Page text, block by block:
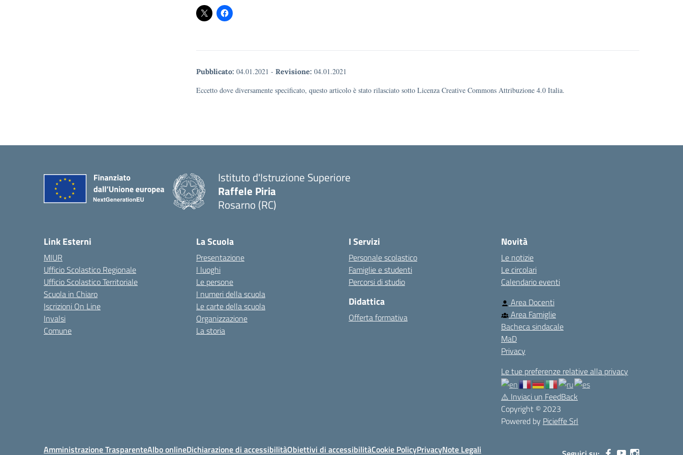
Pubblicato: 04.01.2021 - Revisione: 04.01.2021
Eccetto dove diversamente specificato, questo articolo è stato rilasciato sotto Licenza Creative Commons Attribuzione 4.0 Italia.
Istituto d'Istruzione Superiore
Raffele Piria
Rosarno (RC)
Link Esterni
MIUR
Ufficio Scolastico Regionale
Ufficio Scolastico Territoriale
Scuola in Chiaro
Iscrizioni On Line
Invalsi
Comune
La Scuola
Presentazione
I luoghi
Le persone
I numeri della scuola
Le carte della scuola
Organizzazione
La storia
I Servizi
Personale scolastico
Famiglie e studenti
Percorsi di studio
Didattica
Offerta formativa
Novità
Le notizie
Le circolari
Calendario eventi
Area Docenti
Area Famiglie
Bacheca sindacale
MaD
Privacy
Le tue preferenze relative alla privacy
⚠️ Inviaci un FeedBack
Copyright © 2023
Powered by Picieffe Srl
Amministrazione TrasparenteAlbo onlineDichiarazione di accessibilitàObiettivi di accessibilitàCookie PolicyPrivacyNote Legali